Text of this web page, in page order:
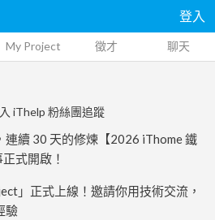
登入
My Project 徵才 聊天
iThelp 粉絲團追蹤
連續 30 天的修煉【2026 iThome 鐵
式開啟！
」正式上線！邀請你用技術交流，
驗